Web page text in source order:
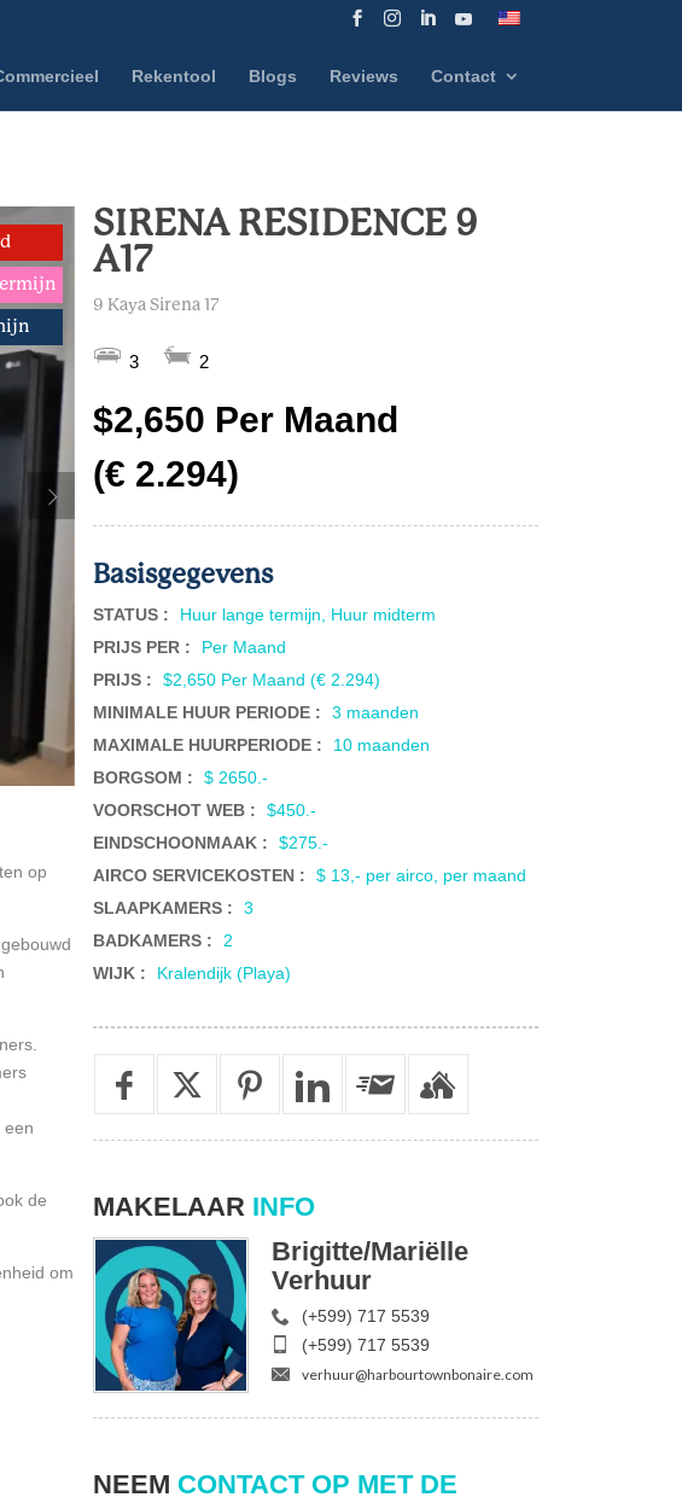
Rekentool Blogs Reviews Contact
op
een
de
om
SIRENA RESIDENCE 9
A17
9 Kaya Sirena 17
3 2
$2,650 Per Maand
(€ 2.294)
Basisgegevens
STATUS :
Huur lange termijn, Huur midterm
PRIJS PER :
Per Maand
PRIJS :
$2,650 Per Maand (€ 2.294)
MINIMALE HUUR PERIODE :
3 maanden
MAXIMALE HUURPERIODE :
10 maanden
BORGSOM :
$ 2650.-
VOORSCHOT WEB :
$450.-
EINDSCHOONMAAK :
$275.-
AIRCO SERVICEKOSTEN :
$ 13,- per airco, per maand
SLAAPKAMERS :
3
BADKAMERS :
2
WIJK :
Kralendijk (Playa)
MAKELAAR INFO
Brigitte/Mariëlle
Verhuur
(+599) 717 5539
(+599) 717 5539
verhuur@harbourtownbonaire.com
NEEM CONTACT OP MET DE